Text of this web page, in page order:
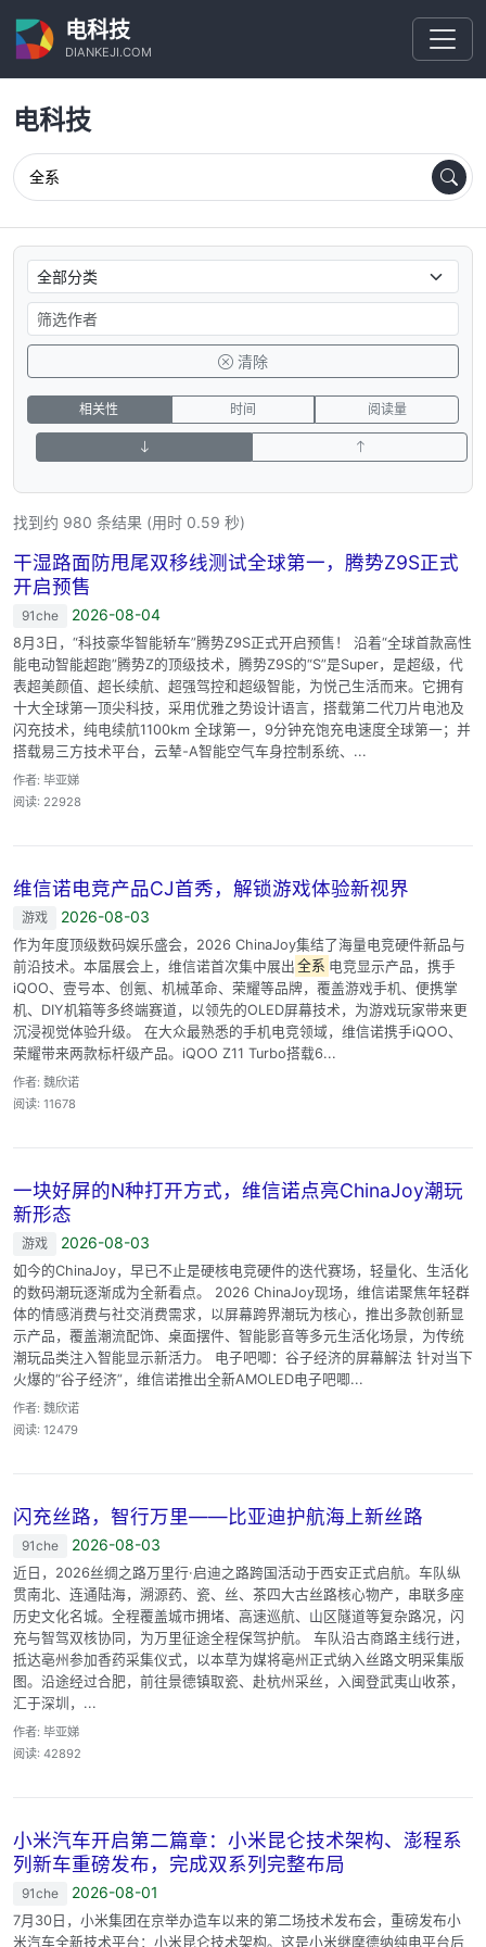
电科技
DIANKEJI.COM
电科技
清除
相关性 时间 阅读量
找到约 980 条结果 (用时 0.59 秒)
干湿路面防甩尾双移线测试全球第一，腾势Z9S正式
开启预售
91che 2026-08-04
8月3日，“科技豪华智能轿车”腾势Z9S正式开启预售！ 沿着“全球首款高性
能电动智能超跑”腾势Z的顶级技术，腾势Z9S的“S”是Super，是超级，代
表超美颜值、超长续航、超强驾控和超级智能，为悦己生活而来。它拥有
十大全球第一顶尖科技，采用优雅之势设计语言，搭载第二代刀片电池及
闪充技术，纯电续航1100km 全球第一，9分钟充饱充电速度全球第一；并
搭载易三方技术平台，云辇-A智能空气车身控制系统、...
作者: 毕亚娣
阅读: 22928
维信诺电竞产品CJ首秀，解锁游戏体验新视界
游戏 2026-08-03
作为年度顶级数码娱乐盛会，2026 ChinaJoy集结了海量电竞硬件新品与
前沿技术。本届展会上，维信诺首次集中展出 全系 电竞显示产品，携手
iQOO、壹号本、创氪、机械革命、荣耀等品牌，覆盖游戏手机、便携掌
机、DIY机箱等多终端赛道，以领先的OLED屏幕技术，为游戏玩家带来更
沉浸视觉体验升级。 在大众最熟悉的手机电竞领域，维信诺携手iQOO、
荣耀带来两款标杆级产品。iQOO Z11 Turbo搭载6...
作者: 魏欣诺
阅读: 11678
一块好屏的N种打开方式，维信诺点亮ChinaJoy潮玩
新形态
游戏 2026-08-03
如今的ChinaJoy，早已不止是硬核电竞硬件的迭代赛场，轻量化、生活化
的数码潮玩逐渐成为全新看点。 2026 ChinaJoy现场，维信诺聚焦年轻群
体的情感消费与社交消费需求，以屏幕跨界潮玩为核心，推出多款创新显
示产品，覆盖潮流配饰、桌面摆件、智能影音等多元生活化场景，为传统
潮玩品类注入智能显示新活力。 电子吧唧：谷子经济的屏幕解法 针对当下
火爆的“谷子经济”，维信诺推出全新AMOLED电子吧唧...
作者: 魏欣诺
阅读: 12479
闪充丝路，智行万里——比亚迪护航海上新丝路
91che 2026-08-03
近日，2026丝绸之路万里行·启迪之路跨国活动于西安正式启航。车队纵
贯南北、连通陆海，溯源药、瓷、丝、茶四大古丝路核心物产，串联多座
历史文化名城。全程覆盖城市拥堵、高速巡航、山区隧道等复杂路况，闪
充与智驾双核协同，为万里征途全程保驾护航。 车队沿古商路主线行进，
抵达亳州参加香药采集仪式，以本草为媒将亳州正式纳入丝路文明采集版
图。沿途经过合肥，前往景德镇取瓷、赴杭州采丝，入闽登武夷山收茶，
汇于深圳，...
作者: 毕亚娣
阅读: 42892
小米汽车开启第二篇章：小米昆仑技术架构、澎程系
列新车重磅发布，完成双系列完整布局
91che 2026-08-01
7月30日，小米集团在京举办造车以来的第二场技术发布会，重磅发布小
米汽车全新技术平台：小米昆仑技术架构。这是小米继摩德纳纯电平台后